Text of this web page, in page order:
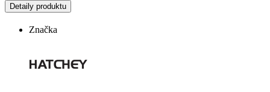
Detaily produktu
Značka